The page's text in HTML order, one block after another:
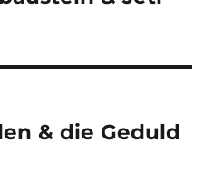
& die Geduld